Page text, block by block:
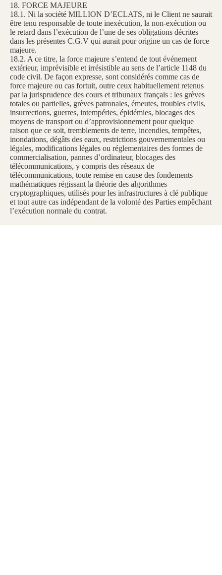
18. FORCE MAJEURE
18.1. Ni la société MILLION D’ECLATS, ni le Client ne saurait
être tenu responsable de toute inexécution, la non-exécution ou
le retard dans l’exécution de l’une de ses obligations décrites
dans les présentes C.G.V qui aurait pour origine un cas de force
majeure.
18.2. A ce titre, la force majeure s’entend de tout événement
extérieur, imprévisible et irrésistible au sens de l’article 1148 du
code civil. De façon expresse, sont considérés comme cas de
force majeure ou cas fortuit, outre ceux habituellement retenus
par la jurisprudence des cours et tribunaux français : les grèves
totales ou partielles, grèves patronales, émeutes, troubles civils,
insurrections, guerres, intempéries, épidémies, blocages des
moyens de transport ou d’approvisionnement pour quelque
raison que ce soit, tremblements de terre, incendies, tempêtes,
inondations, dégâts des eaux, restrictions gouvernementales ou
légales, modifications légales ou réglementaires des formes de
commercialisation, pannes d’ordinateur, blocages des
télécommunications, y compris des réseaux de
télécommunications, toute remise en cause des fondements
mathématiques régissant la théorie des algorithmes
cryptographiques, utilisés pour les infrastructures à clé publique
et tout autre cas indépendant de la volonté des Parties empêchant
l’exécution normale du contrat.